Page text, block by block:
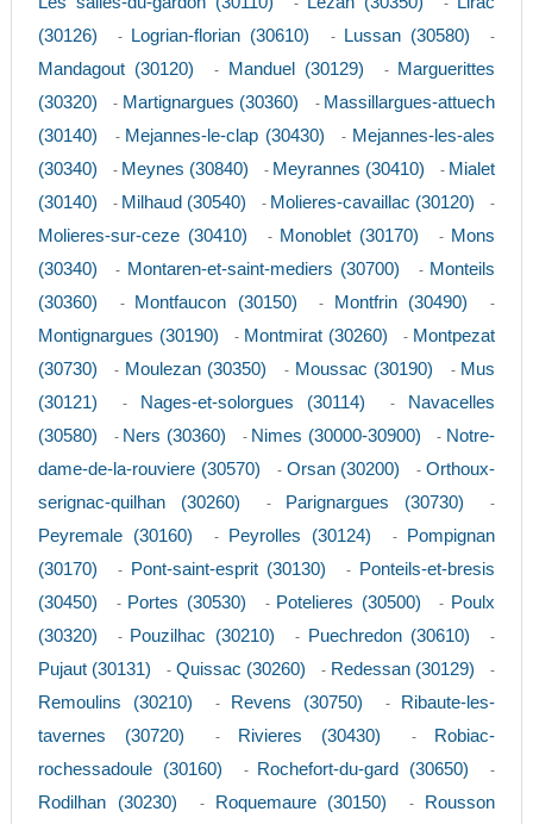
- -
(30126)
- Logrian-florian (30610) - Lussan (30580) -
Mandagout (30120) - Manduel (30129) -
Marguerittes
(30320)
- Martignargues (30360) - Massillargues-attuech
(30140)
- Mejannes-le-clap (30430) - Mejannes-les-ales
(30340)
- Meynes (30840) - Meyrannes (30410) - Mialet
(30140)
- Milhaud (30540) - Molieres-cavaillac (30120) -
Molieres-sur-ceze (30410) - Monoblet (30170) - Mons
(30340)
- Montaren-et-saint-mediers (30700) - Monteils
(30360)
- Montfaucon (30150) - Montfrin (30490) -
Montignargues (30190) - Montmirat (30260) - Montpezat
(30730)
- Moulezan (30350) - Moussac (30190) - Mus
(30121)
- Nages-et-solorgues (30114) -
Navacelles
(30580)
- Ners (30360) - Nimes (30000-30900) - Notre-
dame-de-la-rouviere (30570)
- Orsan (30200) -Orthoux-
serignac-quilhan (30260)
- Parignargues (30730) -
Peyremale (30160) - Peyrolles (30124) -
Pompignan
(30170)
- Pont-saint-esprit (30130) -
Ponteils-et-bresis
(30450)
- Portes (30530) - Potelieres (30500) - Poulx
(30320)
- Pouzilhac (30210) - Puechredon (30610) -
Pujaut (30131) - Quissac (30260) - Redessan (30129) -
Remoulins (30210) - Revens (30750) -
Ribaute-les-
tavernes (30720)
- Rivieres (30430) -
Robiac-
rochessadoule (30160)
- Rochefort-du-gard (30650) -
Rodilhan (30230) - Roquemaure (30150) -
Rousson